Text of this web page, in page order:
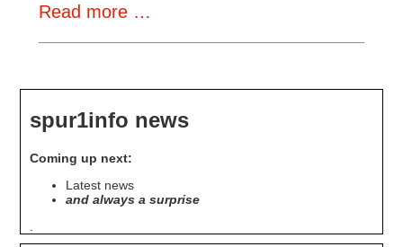
Read more …
Work
spur1info news
Coming up next:
Latest news
and always a surprise